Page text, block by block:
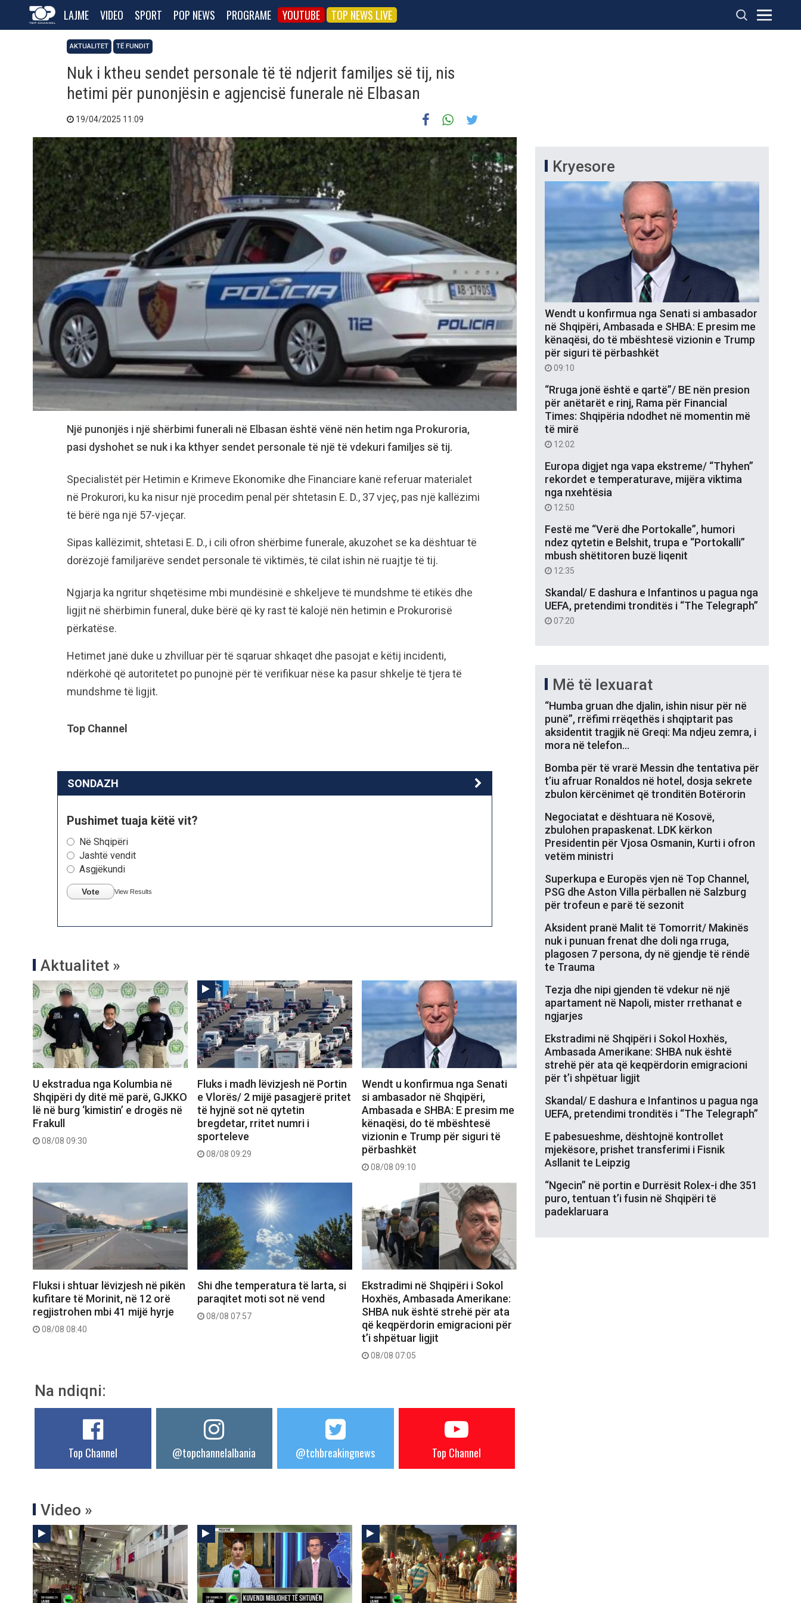
LAJME VIDEO SPORT POP NEWS PROGRAME YOUTUBE TOP NEWS LIVE
AKTUALITET TË FUNDIT
Nuk i ktheu sendet personale të të ndjerit familjes së tij, nis
hetimi për punonjësin e agjencisë funerale në Elbasan
19/04/2025 11:09
Një punonjës i një shërbimi funerali në Elbasan është vënë nën hetim nga Prokuroria,
pasi dyshohet se nuk i ka kthyer sendet personale të një të vdekuri familjes së tij.
Specialistët për Hetimin e Krimeve Ekonomike dhe Financiare kanë referuar materialet
në Prokurori, ku ka nisur një procedim penal për shtetasin E. D., 37 vjeç, pas një kallëzimi
të bërë nga një 57-vjeçar.
Sipas kallëzimit, shtetasi E. D., i cili ofron shërbime funerale, akuzohet se ka dështuar të
dorëzojë familjarëve sendet personale të viktimës, të cilat ishin në ruajtje të tij.
Ngjarja ka ngritur shqetësime mbi mundësinë e shkeljeve të mundshme të etikës dhe
ligjit në shërbimin funeral, duke bërë që ky rast të kalojë nën hetimin e Prokurorisë
përkatëse.
Hetimet janë duke u zhvilluar për të sqaruar shkaqet dhe pasojat e këtij incidenti,
ndërkohë që autoritetet po punojnë për të verifikuar nëse ka pasur shkelje të tjera të
mundshme të ligjit.
Top Channel
SONDAZH
Pushimet tuaja këtë vit?
Në Shqipëri
Jashtë vendit
Asgjëkundi
Vote View Results
Aktualitet »
U ekstradua nga Kolumbia në
Shqipëri dy ditë më parë, GJKKO
lë në burg ‘kimistin’ e drogës në
Frakull
08/08 09:30
Fluks i madh lëvizjesh në Portin
e Vlorës/ 2 mijë pasagjerë pritet
të hyjnë sot në qytetin
bregdetar, rritet numri i
sporteleve
08/08 09:29
Wendt u konfirmua nga Senati
si ambasador në Shqipëri,
Ambasada e SHBA: E presim me
kënaqësi, do të mbështesë
vizionin e Trump për siguri të
përbashkët
08/08 09:10
Fluksi i shtuar lëvizjesh në pikën
kufitare të Morinit, në 12 orë
regjistrohen mbi 41 mijë hyrje
08/08 08:40
Shi dhe temperatura të larta, si
paraqitet moti sot në vend
08/08 07:57
Ekstradimi në Shqipëri i Sokol
Hoxhës, Ambasada Amerikane:
SHBA nuk është strehë për ata
që keqpërdorin emigracioni për
t’i shpëtuar ligjit
08/08 07:05
Na ndiqni:
Top Channel @topchannelalbania @tchbreakingnews Top Channel
Video »
Kryesore
Wendt u konfirmua nga Senati si ambasador
në Shqipëri, Ambasada e SHBA: E presim me
kënaqësi, do të mbështesë vizionin e Trump
për siguri të përbashkët
09:10
“Rruga jonë është e qartë”/ BE nën presion
për anëtarët e rinj, Rama për Financial
Times: Shqipëria ndodhet në momentin më
të mirë
12:02
Europa digjet nga vapa ekstreme/ “Thyhen”
rekordet e temperaturave, mijëra viktima
nga nxehtësia
12:50
Festë me “Verë dhe Portokalle”, humori
ndez qytetin e Belshit, trupa e “Portokalli”
mbush shëtitoren buzë liqenit
12:35
Skandal/ E dashura e Infantinos u pagua nga
UEFA, pretendimi tronditës i “The Telegraph”
07:20
Më të lexuarat
“Humba gruan dhe djalin, ishin nisur për në
punë”, rrëfimi rrëqethës i shqiptarit pas
aksidentit tragjik në Greqi: Ma ndjeu zemra, i
mora në telefon…
Bomba për të vrarë Messin dhe tentativa për
t’iu afruar Ronaldos në hotel, dosja sekrete
zbulon kërcënimet që tronditën Botërorin
Negociatat e dështuara në Kosovë,
zbulohen prapaskenat. LDK kërkon
Presidentin për Vjosa Osmanin, Kurti i ofron
vetëm ministri
Superkupa e Europës vjen në Top Channel,
PSG dhe Aston Villa përballen në Salzburg
për trofeun e parë të sezonit
Aksident pranë Malit të Tomorrit/ Makinës
nuk i punuan frenat dhe doli nga rruga,
plagosen 7 persona, dy në gjendje të rëndë
te Trauma
Tezja dhe nipi gjenden të vdekur në një
apartament në Napoli, mister rrethanat e
ngjarjes
Ekstradimi në Shqipëri i Sokol Hoxhës,
Ambasada Amerikane: SHBA nuk është
strehë për ata që keqpërdorin emigracioni
për t’i shpëtuar ligjit
Skandal/ E dashura e Infantinos u pagua nga
UEFA, pretendimi tronditës i “The Telegraph”
E pabesueshme, dështojnë kontrollet
mjekësore, prishet transferimi i Fisnik
Asllanit te Leipzig
“Ngecin” në portin e Durrësit Rolex-i dhe 351
puro, tentuan t’i fusin në Shqipëri të
padeklaruara